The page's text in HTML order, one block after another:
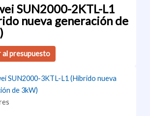
SUN2000-2KTL-L1
nueva generación de
al presupuesto